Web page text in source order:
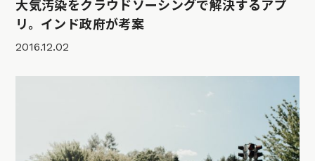
大気汚染をクラウドソーシングで解決するアプ
リ。インド政府が考案
2016.12.02